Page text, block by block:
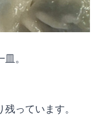
。
っています。